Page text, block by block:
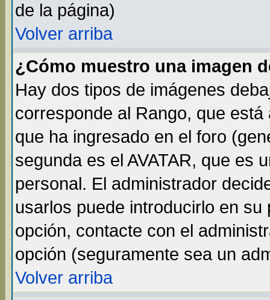
de la página)
Volver arriba
¿Cómo muestro una imagen
Hay dos tipos de imágenes
corresponde al Rango, que
que ha ingresado en el foro
segunda es el AVATAR, que es
personal. El administrador
usarlos puede introducirlo en
opción, contacte con el
opción (seguramente sea un
Volver arriba